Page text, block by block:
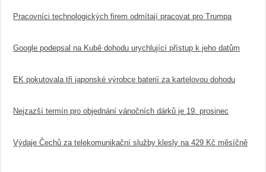
Pracovníci technologických firem odmítají pracovat pro Trumpa
Google podepsal na Kubě dohodu urychlující přístup k jeho datům
EK pokutovala tři japonské výrobce baterií za kartelovou dohodu
Nejzazší termín pro objednání vánočních dárků je 19. prosinec
Výdaje Čechů za telekomunikační služby klesly na 429 Kč měsíčně